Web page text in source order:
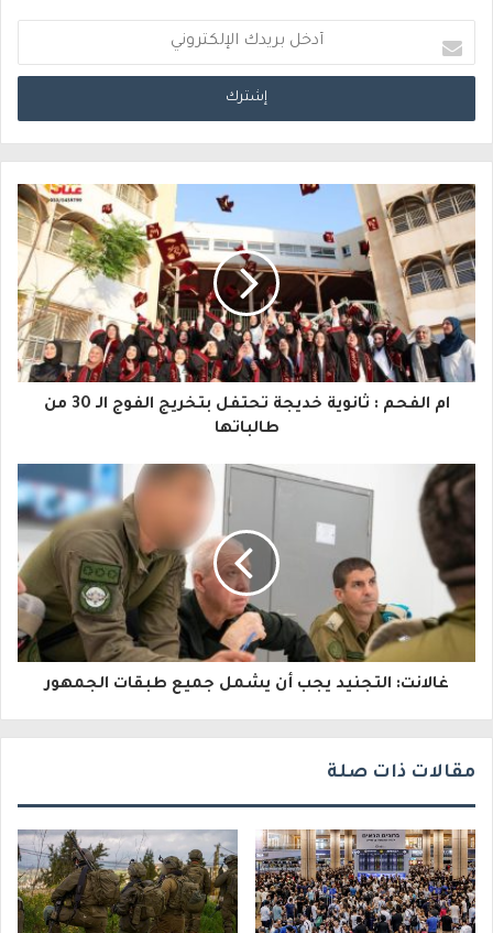
د
خ
ب
ي
د
ك
ا
إ
ك
ت
ر
ي
ام الفحم : ثانوية خديجة تحتفل بتخريج الفوج الـ 30 من
طالباتها
غالانت: التجنيد يجب أن يشمل جميع طبقات الجمهور
مقالات ذات صلة